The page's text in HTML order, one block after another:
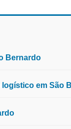
Bernardo
em São